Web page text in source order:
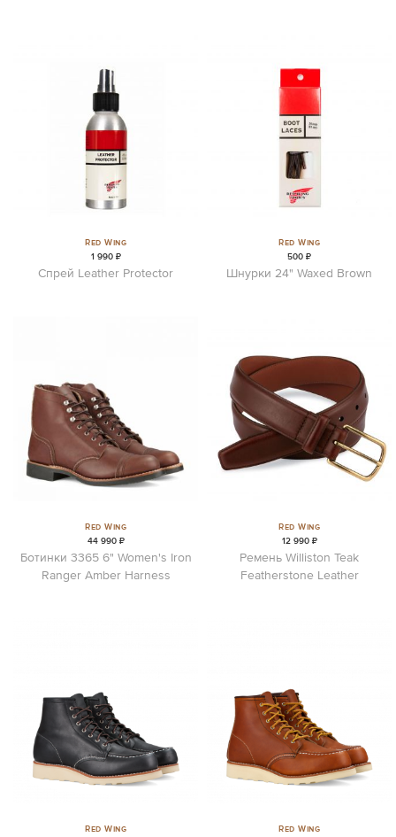
Red Wing
1 990 ₽
Спрей Leather Protector
Red Wing
500 ₽
Шнурки 24" Waxed Brown
Red Wing
44 990 ₽
Ботинки 3365 6" Women's Iron
Ranger Amber Harness
Red Wing
12 990 ₽
Ремень Williston Teak
Featherstone Leather
Red Wing
Red Wing